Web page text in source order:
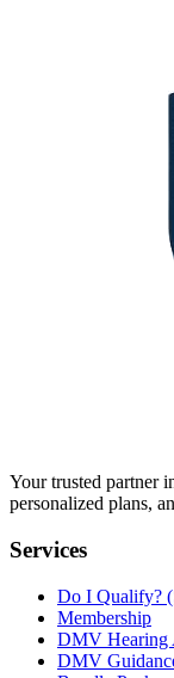
Your trusted partner
personalized plans,
Services
Do I Qualify?
Membership
DMV Hearing
DMV